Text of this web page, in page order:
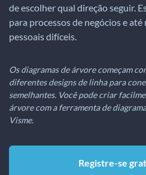
de escolher qual direção seguir.
para processos de negócios e
pessoais difíceis.
Os diagramas de árvore começam
diferentes designs de linha para
semelhantes. Você pode criar
árvore com a ferramenta de
Visme.
Registre-se